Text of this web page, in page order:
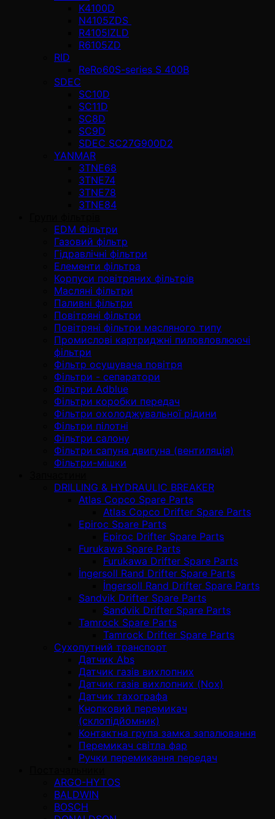
K4100D
N4105ZDS
R4105IZLD
R6105ZD
RID
ReRo60S-series S 400В
SDEC
SC10D
SC11D
SC8D
SC9D
SDEC SC27G900D2
YANMAR
3TNE68
3TNE74
3TNE78
3TNE84
EDM Фільтри
Газовий фільтр
Гідравлічні фільтри
Елементи фільтра
Корпуси повітряних фільтрів
Масляні фільтри
Паливні фільтри
Повітряні фільтри
Повітряні фільтри масляного типу
Промислові картриджні пиловловлюючі
фільтри
Фільтр осушувача повітря
Фільтри - сепаратори
Фільтри Adblue
Фільтри коробки передач
Фільтри охолоджувальної рідини
Фільтри пілотні
Фільтри салону
Фільтри сапуна двигуна (вентиляція)
Фільтри-мішки
DRILLING & HYDRAULIC BREAKER
Atlas Copco Spare Parts
Atlas Copco Drifter Spare Parts
Epiroc Spare Parts
Epiroc Drifter Spare Parts
Furukawa Spare Parts
Furukawa Drifter Spare Parts
İngersoll Rand Drifter Spare Parts
İngersoll Rand Drifter Spare Parts
Sandvik Drifter Spare Parts
Sandvik Drifter Spare Parts
Tamrock Spare Parts
Tamrock Drifter Spare Parts
Сухопутний транспорт
Датчик Abs
Датчик газів вихлопних
Датчик газів вихлопних (Nox)
Датчик тахографа
Кнопковий перемикач
(склопідйомник)
Контактна група замка запалювання
Перемикач світла фар
Ручки перемикання передач
ARGO-HYTOS
BALDWIN
BOSCH